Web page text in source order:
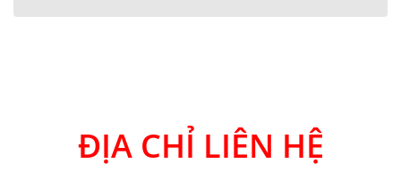
ĐỊA CHỈ LIÊN HỆ